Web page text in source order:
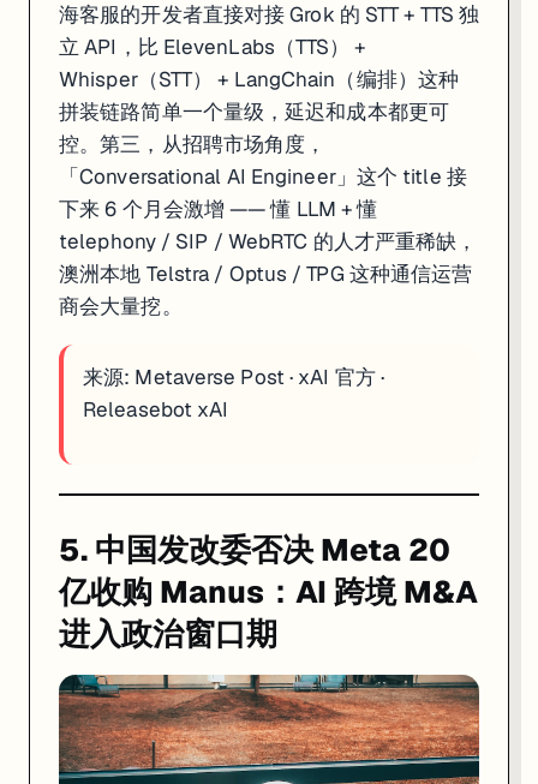
海客服的开发者直接对接 Grok 的 STT + TTS 独
立 API，比 ElevenLabs（TTS） +
Whisper（STT） + LangChain（编排）这种
拼装链路简单一个量级，延迟和成本都更可
控。第三，从招聘市场角度，
「Conversational AI Engineer」这个 title 接
下来 6 个月会激增 —— 懂 LLM + 懂
telephony / SIP / WebRTC 的人才严重稀缺，
澳洲本地 Telstra / Optus / TPG 这种通信运营
商会大量挖。
来源: Metaverse Post · xAI 官方·
Releasebot xAI
5. 中国发改委否决 Meta 20
亿收购 Manus：AI 跨境 M&A
进入政治窗口期